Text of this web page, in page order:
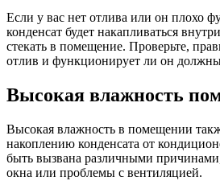
Если у вас нет отлива или он плохо
конденсат будет накапливаться
стекать в помещение. Проверьте,
отлив и функционирует ли он
Высокая влажность
Высокая влажность в помещении
накоплению конденсата от
быть вызвана различными
окна или проблемы с вентиляцией.